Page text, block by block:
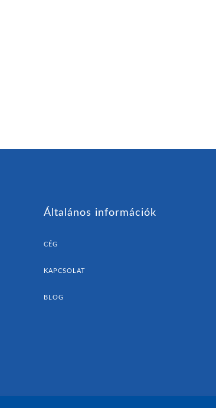
Általános információk
CÉG
KAPCSOLAT
BLOG